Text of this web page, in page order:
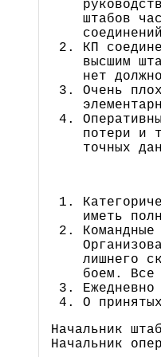
штабов
КП
высшим
нет
Очень
потери и
точных
иметь
лишнего
боем. Все
О
Начальник
Начальник